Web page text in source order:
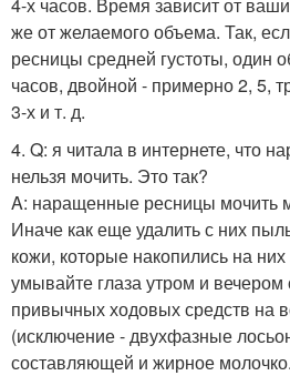
же от желаемого объема. Так,
ресницы средней густоты, один
часов, двойной - примерно 2, 5,
3-х и т. д.
4. Q: я читала в интернете, что
нельзя мочить. Это так?
A: наращенные ресницы мочить
Иначе как еще удалить с них
кожи, которые накопились на
умывайте глаза утром и
привычных ходовых средств на
(исключение - двухфазные
составляющей и жирное молочко.